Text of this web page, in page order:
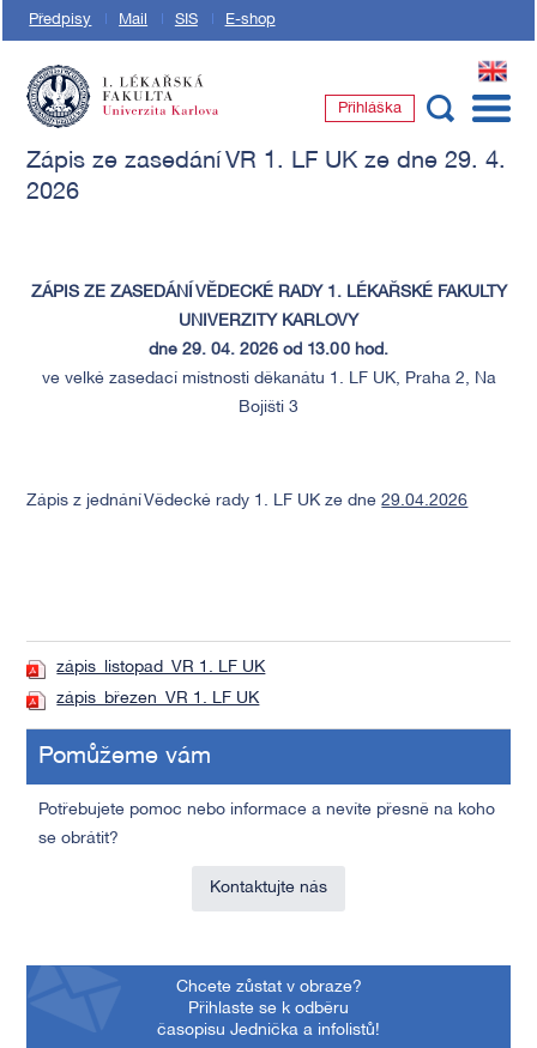
Předpisy Mail SIS E-shop
EN
Přihláška
Zápis ze zasedání VR 1. LF UK ze dne 29. 4.
2026
ZÁPIS ZE ZASEDÁNÍ VĚDECKÉ RADY 1. LÉKAŘSKÉ FAKULTY
UNIVERZITY KARLOVY
dne 29. 04. 2026 od 13.00 hod.
ve velké zasedací místnosti děkanátu 1. LF UK, Praha 2, Na
Bojišti 3
Zápis z jednání Vědecké rady 1. LF UK ze dne29.04.2026
zápis_listopad_VR 1. LF UK
zápis_březen_VR 1. LF UK
Pomůžeme vám
Potřebujete pomoc nebo informace a nevíte přesně na koho
se obrátit?
Kontaktujte nás
Chcete zůstat v obraze?
Přihlaste se k odběru
časopisu Jednička a infolistů!